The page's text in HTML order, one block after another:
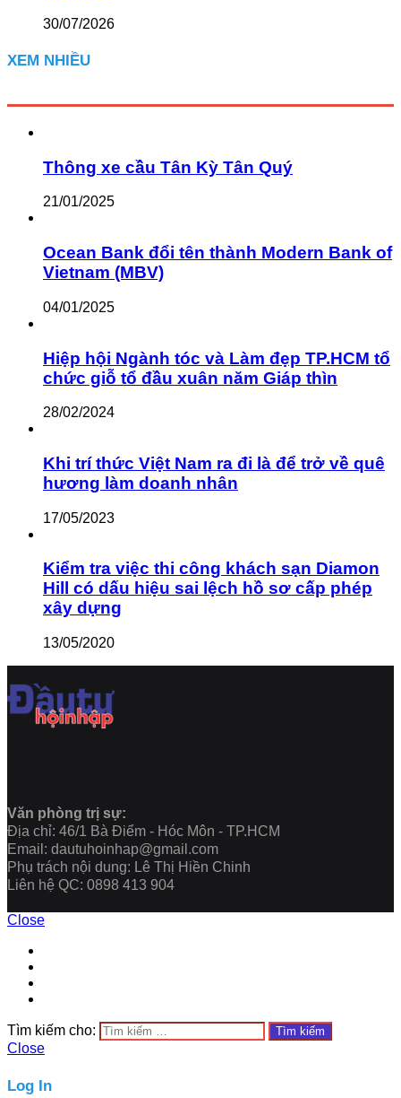
30/07/2026
XEM NHIỀU
Thông xe cầu Tân Kỳ Tân Quý
21/01/2025
Ocean Bank đổi tên thành Modern Bank of
Vietnam (MBV)
04/01/2025
Hiệp hội Ngành tóc và Làm đẹp TP.HCM tổ
chức giỗ tổ đầu xuân năm Giáp thìn
28/02/2024
Khi trí thức Việt Nam ra đi là để trở về quê
hương làm doanh nhân
17/05/2023
Kiểm tra việc thi công khách sạn Diamon
Hill có dấu hiệu sai lệch hồ sơ cấp phép
xây dựng
13/05/2020
Văn phòng trị sự:
Địa chỉ: 46/1 Bà Điểm - Hóc Môn - TP.HCM
Email: dautuhoinhap@gmail.com
Phụ trách nội dung: Lê Thị Hiền Chinh
Liên hệ QC: 0898 413 904
Close
Tìm kiếm cho:
Close
Log In